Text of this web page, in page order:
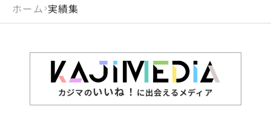
ホーム 実績集
カジマのいいね！ に出会えるメディア